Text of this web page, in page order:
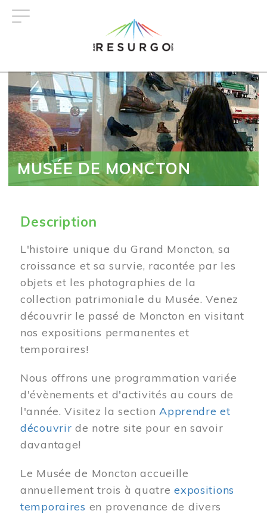
MUSÉE DE MONCTON
Description
L'histoire unique du Grand Moncton, sa
croissance et sa survie, racontée par les
objets et les photographies de la
collection patrimoniale du Musée. Venez
découvrir le passé de Moncton en visitant
nos expositions permanentes et
temporaires!
Nous offrons une programmation variée
d'évènements et d'activités au cours de
l'année. Visitez la sectionApprendre et
découvrir de notre site pour en savoir
davantage!
Le Musée de Moncton accueille
annuellement trois à quatreexpositions
temporaires en provenance de divers